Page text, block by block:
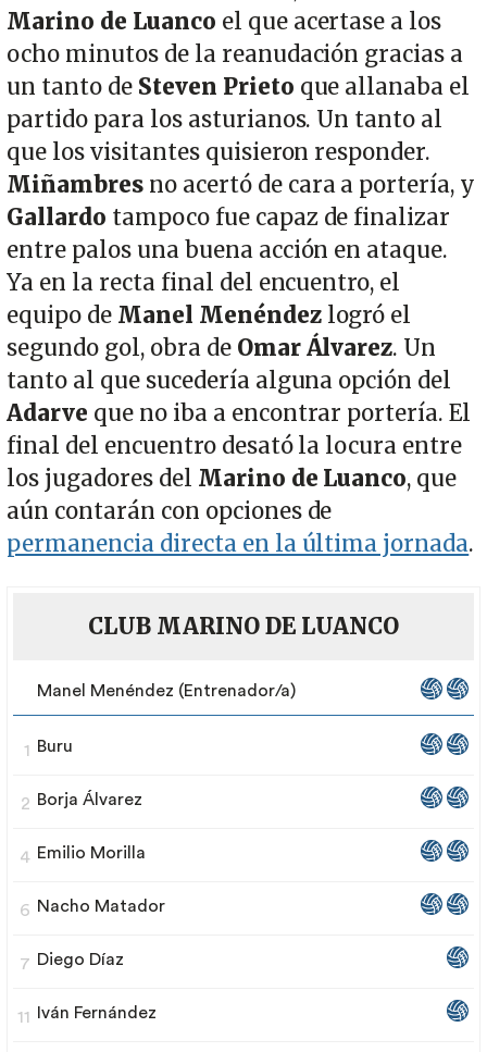
Marino de Luanco el que acertase a los
ocho minutos de la reanudación gracias a
un tanto de Steven Prieto que allanaba el
partido para los asturianos. Un tanto al
que los visitantes quisieron responder.
Miñambres no acertó de cara a portería, y
Gallardo tampoco fue capaz de finalizar
entre palos una buena acción en ataque.
Ya en la recta final del encuentro, el
equipo de Manel Menéndezlogró el
segundo gol, obra de Omar Álvarez. Un
tanto al que sucedería alguna opción del
Adarve que no iba a encontrar portería. El
final del encuentro desató la locura entre
los jugadores del Marino de Luanco, que
aún contarán con opciones de
permanencia directa en la última jornada.
CLUB MARINO DE LUANCO
Manel Menéndez (Entrenador/a)
1 Buru
2 Borja Álvarez
4 Emilio Morilla
6 Nacho Matador
7 Diego Díaz
11 Iván Fernández